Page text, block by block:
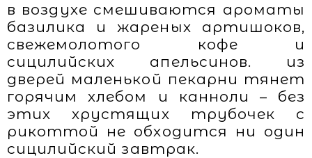
в воздухе смешиваются ароматы
базилика и жареных артишоков,
свежемолотого кофе и
сицилийских апельсинов. из
дверей маленькой пекарни тянет
горячим хлебом и канноли – без
этих хрустящих трубочек с
рикоттой не обходится ни один
сицилийский завтрак.